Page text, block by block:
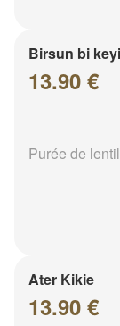
Birsun bi
13.90 €
Purée de
Ater Kikie
13.90 €